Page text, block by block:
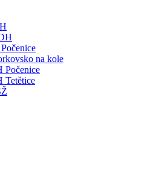
na kole
Počenice
Tetětice